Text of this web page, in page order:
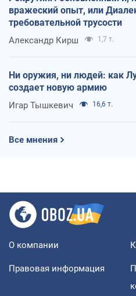
вражеский опыт, или
требовательной трусости
Александр Кирш 1,7 т.
Ни оружия, ни людей: как
создает новую армию
Игар Тышкевич 16,6 т.
Все мнения
О компании
Правовая информация